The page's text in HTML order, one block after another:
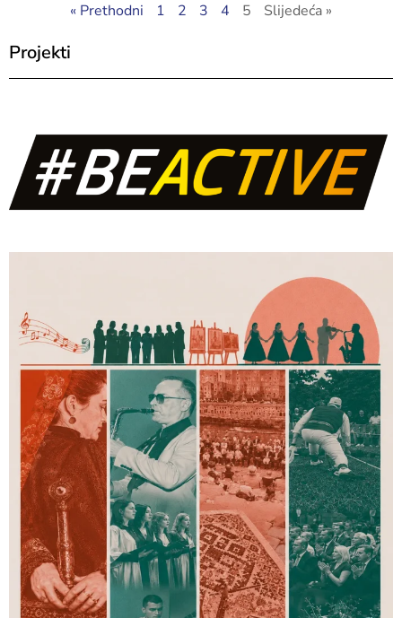
« Prethodni 1 2 3 4 5 Slijedeća »
Projekti